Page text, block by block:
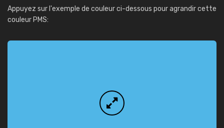
Appuyez sur l'exemple de couleur ci-dessous pour agrandir cette
couleur PMS: